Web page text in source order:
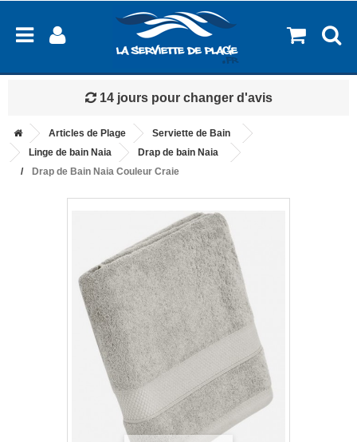
Livraison à partir de 2.99€
Articles de Plage
Serviette de Bain
Linge de bain Naia
Drap de bain Naia
Drap de Bain Naia Couleur Craie